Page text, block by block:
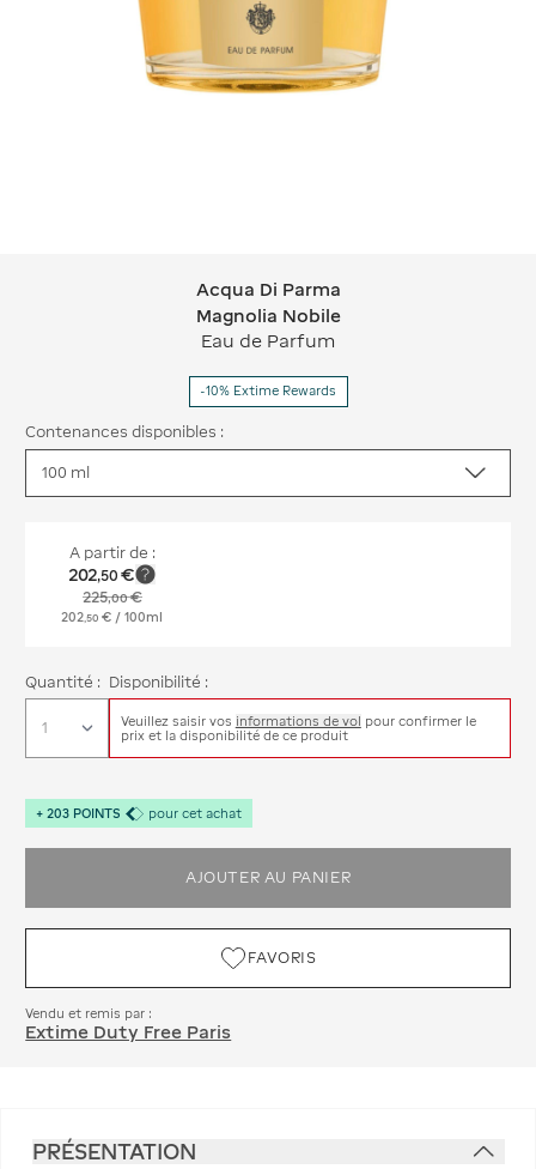
Acqua Di Parma Magnolia Nobile
Acqua Di Parma
Magnolia Nobile
Eau de Parfum
-10% Extime Rewards
Contenances disponibles :
A partir de :
202,50 €
225,00€
202 50 € / 100ml
Quantité : Disponibilité :
Veuillez saisir vos informations de vol pour confirmer le
prix et la disponibilité de ce produit
+ 203 POINTS pour cet achat
AJOUTER AU PANIER
FAVORIS
Vendu et remis par :
Extime Duty Free Paris
PRÉSENTATION